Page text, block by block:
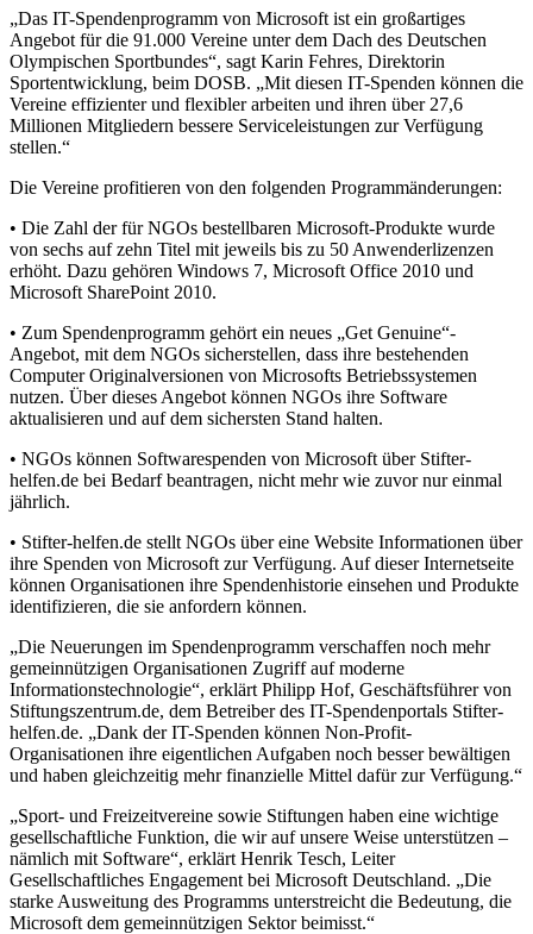
„Das IT-Spendenprogramm von Microsoft ist ein großartiges
Angebot für die 91.000 Vereine unter dem Dach des Deutschen
Olympischen Sportbundes“, sagt Karin Fehres, Direktorin
Sportentwicklung, beim DOSB. „Mit diesen IT-Spenden können die
Vereine effizienter und flexibler arbeiten und ihren über 27,6
Millionen Mitgliedern bessere Serviceleistungen zur Verfügung
stellen.“
Die Vereine profitieren von den folgenden Programmänderungen:
• Die Zahl der für NGOs bestellbaren Microsoft-Produkte wurde
von sechs auf zehn Titel mit jeweils bis zu 50 Anwenderlizenzen
erhöht. Dazu gehören Windows 7, Microsoft Office 2010 und
Microsoft SharePoint 2010.
• Zum Spendenprogramm gehört ein neues „Get Genuine“-
Angebot, mit dem NGOs sicherstellen, dass ihre bestehenden
Computer Originalversionen von Microsofts Betriebssystemen
nutzen. Über dieses Angebot können NGOs ihre Software
aktualisieren und auf dem sichersten Stand halten.
• NGOs können Softwarespenden von Microsoft über Stifter-
helfen.de bei Bedarf beantragen, nicht mehr wie zuvor nur einmal
jährlich.
• Stifter-helfen.de stellt NGOs über eine Website Informationen über
ihre Spenden von Microsoft zur Verfügung. Auf dieser Internetseite
können Organisationen ihre Spendenhistorie einsehen und Produkte
identifizieren, die sie anfordern können.
„Die Neuerungen im Spendenprogramm verschaffen noch mehr
gemeinnützigen Organisationen Zugriff auf moderne
Informationstechnologie“, erklärt Philipp Hof, Geschäftsführer von
Stiftungszentrum.de, dem Betreiber des IT-Spendenportals Stifter-
helfen.de. „Dank der IT-Spenden können Non-Profit-
Organisationen ihre eigentlichen Aufgaben noch besser bewältigen
und haben gleichzeitig mehr finanzielle Mittel dafür zur Verfügung.“
„Sport- und Freizeitvereine sowie Stiftungen haben eine wichtige
gesellschaftliche Funktion, die wir auf unsere Weise unterstützen –
nämlich mit Software“, erklärt Henrik Tesch, Leiter
Gesellschaftliches Engagement bei Microsoft Deutschland. „Die
starke Ausweitung des Programms unterstreicht die Bedeutung, die
Microsoft dem gemeinnützigen Sektor beimisst.“